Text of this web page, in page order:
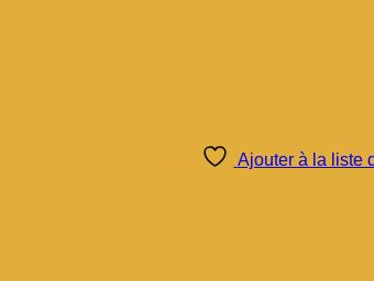
Ajouter à la liste